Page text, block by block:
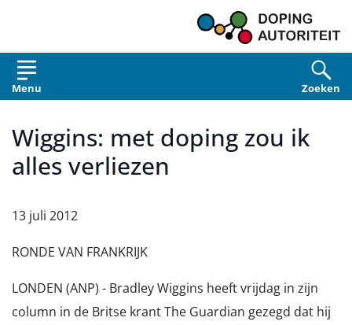
Menu Zoeken
Wiggins: met doping zou ik
alles verliezen
13 juli 2012
RONDE VAN FRANKRIJK
LONDEN (ANP) - Bradley Wiggins heeft vrijdag in zijn
column in de Britse krant The Guardian gezegd dat hij